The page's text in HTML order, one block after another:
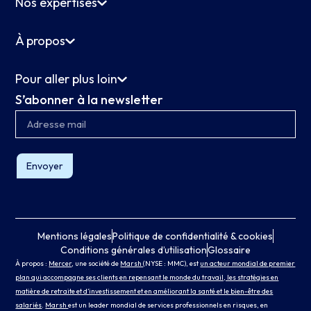
À propos
Pour aller plus loin
S’abonner à la newsletter
Envoyer
Mentions légalesPolitique de confidentialité & cookies
Conditions générales d’utilisationGlossaire
À propos : Mercer, une société de Marsh(NYSE : MMC), estun acteur mondial de premier
plan qui accompagne ses clients en repensant le monde du travail, les stratégies en
matière de retraite et d’investissement et en améliorant la santé et le bien-être des
salariés Marshest un leader mondial de services professionnels en risques, en